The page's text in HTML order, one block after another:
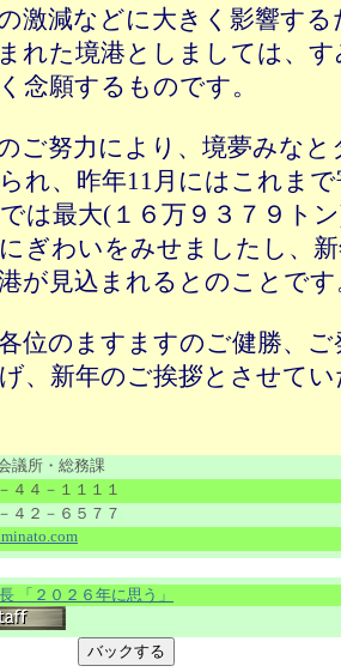
激減などに大きく影響する
れた境港としましては、
念願するものです。
ご努力により、境夢みなと
れ、昨年11月にはこれま
は最大(１６万９３７９ト
ぎわいをみせましたし、
が見込まれるとのことです
位のますますのご健勝、ご
、新年のご挨拶とさせて
議所・総務課
４４－１１１１
４２－６５７７
「２０２６年に思う」